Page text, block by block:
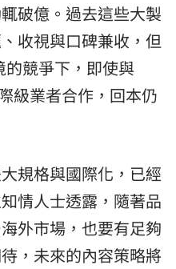
破億。過去這些大製
收視與口碑兼收，但
的競爭下，即使與
級業者合作，回本仍
規格與國際化，已經
情人士透露，隨著品
外市場，也要有足夠
，未來的內容策略將